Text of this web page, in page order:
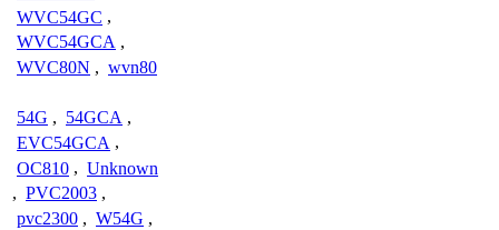
WVC54GC ,
WVC54GCA ,
WVC80N , wvn80
54G , 54GCA ,
EVC54GCA ,
OC810 , Unknown
, PVC2003 ,
pvc2300 , W54G ,